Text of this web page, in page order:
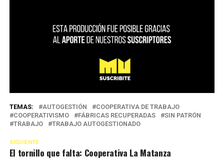
TEMAS: AUTOGESTIÓN
COOPERATIVA DE TRABAJO
COOPERATIVISMO
FÁBRICAS RECUPERADAS
SIN PATRÓN
TRABAJO
TRABAJO AUTOGESTIONADO
SIGUIENTE
El tornillo que falta: Cooperativa La Matanza